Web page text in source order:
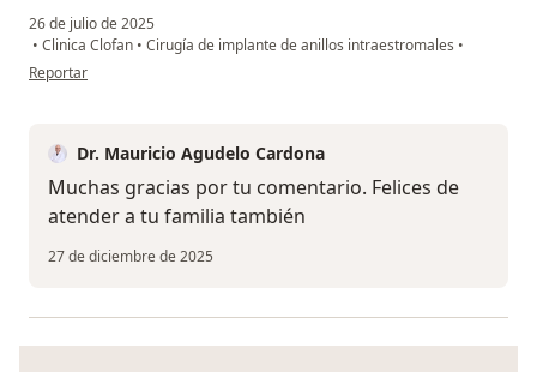
26 de julio de 2025
• Clinica Clofan • Cirugía de implante de anillos intraestromales •
en opinión del usuario Andrea
Reportar
Dr. Mauricio Agudelo Cardona
Muchas gracias por tu comentario. Felices de
atender a tu familia también
27 de diciembre de 2025